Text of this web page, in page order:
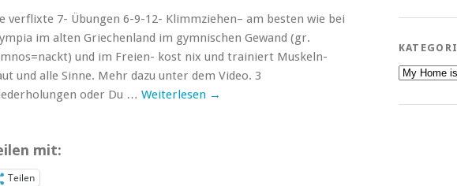
verflixte 7- Übungen 6-9-12- Klimmziehen– am besten wie bei
im alten Griechenland im gymnischen Gewand (gr.
und im Freien- kost nix und trainiert Muskeln-
und alle Sinne. Mehr dazu unter dem Video. 3
oder Du … Weiterlesen →
mit:
Teilen
Kategorien